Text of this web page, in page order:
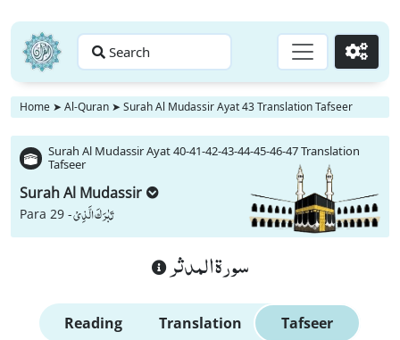
Search Go
Home ➤ Al-Quran ➤ Surah Al Mudassir Ayat 43 Translation Tafseer
Surah Al Mudassir Ayat 40-41-42-43-44-45-46-47 Translation
Tafseer
Surah Al Mudassir
Para 29 -تَبٰرَكَ الَّذِیْ
سورة المدثر
Reading Translation Tafseer